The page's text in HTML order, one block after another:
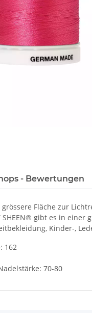
- Bewertungen
grössere Fläche zur
SHEEN® gibt es in
Kinder-,
162
70-80